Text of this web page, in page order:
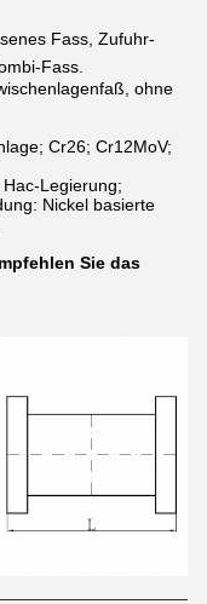
Fass, Zufuhr-
Fass.
ohne
Cr26; Cr12MoV;
Legierung;
Nickel basierte
Sie das